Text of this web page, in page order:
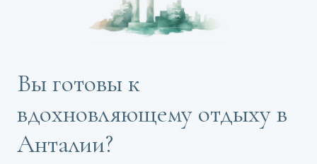
Вы готовы к
вдохновляющему отдыху в
Анталии?